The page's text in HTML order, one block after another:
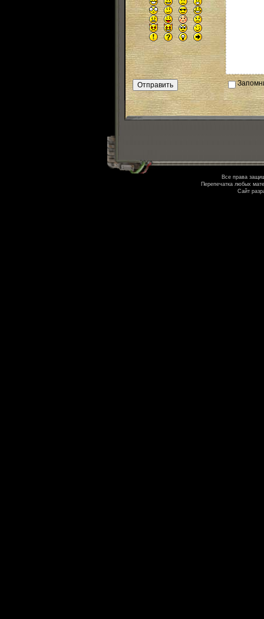
Все права
Перепечатка любых
Сайт